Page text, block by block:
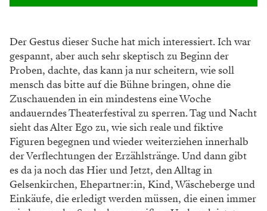
Der Gestus dieser Suche hat mich interessiert. Ich war
gespannt, aber auch sehr skeptisch zu Beginn der
Proben, dachte, das kann ja nur scheitern, wie soll
mensch das bitte auf die Bühne bringen, ohne die
Zuschauenden in ein mindestens eine Woche
andauerndes Theaterfestival zu sperren. Tag und Nacht
sieht das Alter Ego zu, wie sich reale und fiktive
Figuren begegnen und wieder weiterziehen innerhalb
der Verflechtungen der Erzählstränge. Und dann gibt
es da ja noch das Hier und Jetzt, den Alltag in
Gelsenkirchen, Ehepartner:in, Kind, Wäscheberge und
Einkäufe, die erledigt werden müssen, die einen immer